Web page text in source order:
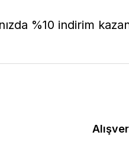
%10 indirim